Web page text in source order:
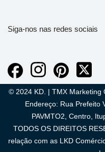
Siga-nos nas redes sociais
© 2024 KD. | TMX Marketing
Endereço: Rua Prefeito
PAVMTO2, Centro,
TODOS OS DIREITOS
relação com as LKD